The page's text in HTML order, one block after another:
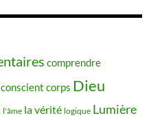
comprendre
conscient corps Dieu
l'âme la vérité logique Lumière